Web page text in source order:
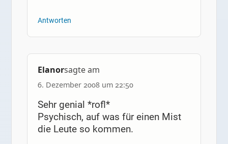
Antworten
Elanorsagte am
6. Dezember 2008 um 22:50
Sehr genial *rofl*
Psychisch, auf was für einen Mist
die Leute so kommen.